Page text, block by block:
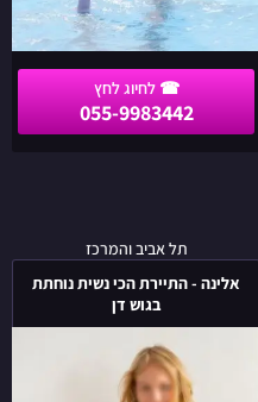
055-9983442
תל אביב והמרכז
אלינה - התיירת הכי נשית נוחתת
בגוש דן
אלינה
-
התיירת
הכי
נשית
נוחתת